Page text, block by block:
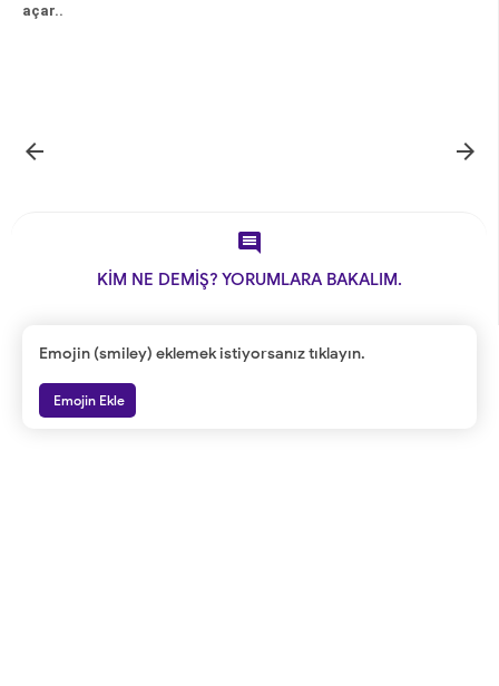
açar..
 

KİM NE DEMİŞ? YORUMLARA BAKALIM.
Emojin (smiley) eklemek istiyorsanız tıklayın.
Emojin Ekle